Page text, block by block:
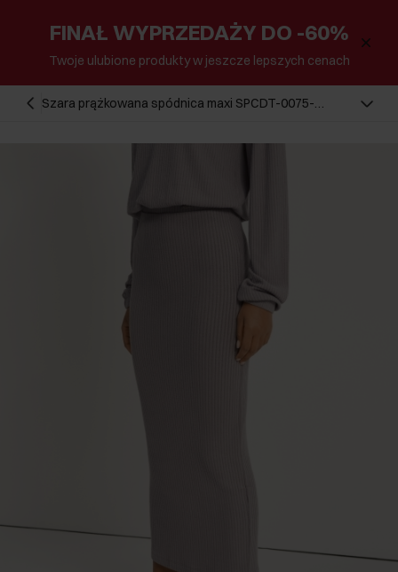
FINAŁ WYPRZEDAŻY DO -60%
Twoje ulubione produkty w jeszcze lepszych cenach
Szara prążkowana spódnica maxi SPCDT-0075-